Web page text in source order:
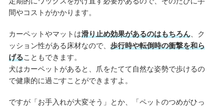
間やコストがかかります。
カーペットやマットは滑り止め効果があるのはもちろん、ク
ッション性がある床材なので、 歩行時や転倒時の衝撃を和ら
げることもできます。
犬はカーペットがあると、爪をたてて自然な姿勢で歩けるの
で健康的に過ごすことができますよ。
ですが「お手入れが大変そう」とか、「ペットのつめがひっ